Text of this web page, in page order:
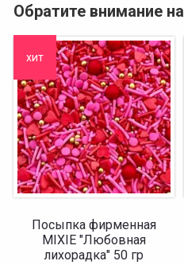
Обратите внимание на
хит
Посыпка фирменная
MIXIE "Любовная
лихорадка" 50 гр